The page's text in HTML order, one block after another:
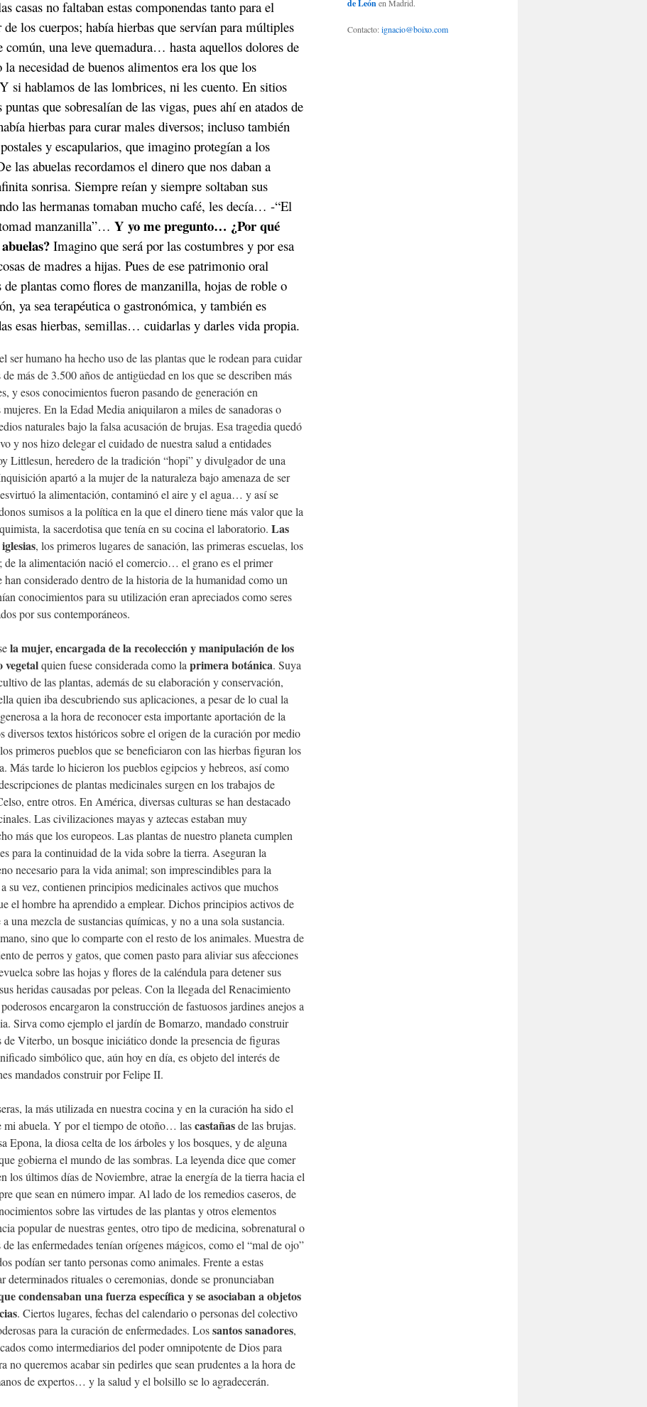
casas no faltaban estas componendas tanto para el
los cuerpos; había hierbas que servían para múltiples
común, una leve quemadura… hasta aquellos dolores de
necesidad de buenos alimentos era los que los
si hablamos de las lombrices, ni les cuento. En sitios
que sobresalían de las vigas, pues ahí en atados de
hierbas para curar males diversos; incluso también
y escapularios, que imagino protegían a los
las abuelas recordamos el dinero que nos daban a
sonrisa. Siempre reían y siempre soltaban sus
las hermanas tomaban mucho café, les decía… -“El
manzanilla”… Y yo me pregunto… ¿Por qué
Imagino que será por las costumbres y por esa
de madres a hijas. Pues de ese patrimonio oral
plantas como flores de manzanilla, hojas de roble o
ya sea terapéutica o gastronómica, y también es
esas hierbas, semillas… cuidarlas y darles vida propia.
ser humano ha hecho uso de las plantas que le rodean para cuidar
más de 3.500 años de antigüedad en los que se describen más
y esos conocimientos fueron pasando de generación en
En la Edad Media aniquilaron a miles de sanadoras o
naturales bajo la falsa acusación de brujas. Esa tragedia quedó
y nos hizo delegar el cuidado de nuestra salud a entidades
Littlesun, heredero de la tradición “hopi” y divulgador de una
apartó a la mujer de la naturaleza bajo amenaza de ser
la alimentación, contaminó el aire y el agua… y así se
sumisos a la política en la que el dinero tiene más valor que la
la sacerdotisa que tenía en su cocina el laboratorio. Las
, los primeros lugares de sanación, las primeras escuelas, los
de la alimentación nació el comercio… el grano es el primer
considerado dentro de la historia de la humanidad como un
conocimientos para su utilización eran apreciados como seres
por sus contemporáneos.
la mujer, encargada de la recolección y manipulación de los
vegetalquien fuese considerada como la primera botánica. Suya
de las plantas, además de su elaboración y conservación,
quien iba descubriendo sus aplicaciones, a pesar de lo cual la
a la hora de reconocer esta importante aportación de la
diversos textos históricos sobre el origen de la curación por medio
primeros pueblos que se beneficiaron con las hierbas figuran los
Más tarde lo hicieron los pueblos egipcios y hebreos, así como
de plantas medicinales surgen en los trabajos de
entre otros. En América, diversas culturas se han destacado
Las civilizaciones mayas y aztecas estaban muy
más que los europeos. Las plantas de nuestro planeta cumplen
para la continuidad de la vida sobre la tierra. Aseguran la
necesario para la vida animal; son imprescindibles para la
su vez, contienen principios medicinales activos que muchos
el hombre ha aprendido a emplear. Dichos principios activos de
una mezcla de sustancias químicas, y no a una sola sustancia.
sino que lo comparte con el resto de los animales. Muestra de
de perros y gatos, que comen pasto para aliviar sus afecciones
sobre las hojas y flores de la caléndula para detener sus
heridas causadas por peleas. Con la llegada del Renacimiento
encargaron la construcción de fastuosos jardines anejos a
Sirva como ejemplo el jardín de Bomarzo, mandado construir
Viterbo, un bosque iniciático donde la presencia de figuras
simbólico que, aún hoy en día, es objeto del interés de
mandados construir por Felipe II.
la más utilizada en nuestra cocina y en la curación ha sido el
mi abuela. Y por el tiempo de otoño… lascastañasde las brujas.
Epona, la diosa celta de los árboles y los bosques, y de alguna
gobierna el mundo de las sombras. La leyenda dice que comer
los últimos días de Noviembre, atrae la energía de la tierra hacia el
que sean en número impar. Al lado de los remedios caseros, de
sobre las virtudes de las plantas y otros elementos
popular de nuestras gentes, otro tipo de medicina, sobrenatural o
las enfermedades tenían orígenes mágicos, como el “mal de ojo”
podían ser tanto personas como animales. Frente a estas
determinados rituales o ceremonias, donde se pronunciaban
condensaban una fuerza específica y se asociaban a objetos
. Ciertos lugares, fechas del calendario o personas del colectivo
para la curación de enfermedades. Lossantos sanadores,
como intermediarios del poder omnipotente de Dios para
no queremos acabar sin pedirles que sean prudentes a la hora de
de expertos… y la salud y el bolsillo se lo agradecerán.
de Leónen Madrid.
Contacto:ignacio@boixo.com